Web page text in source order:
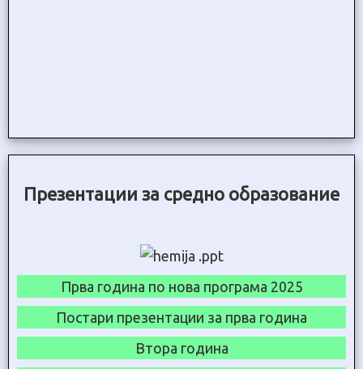
Презентации за средно образование
Прва година по нова програма 2025
Постари презентации за прва година
Втора година